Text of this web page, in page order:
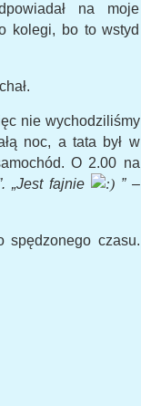
na moje
kolegi, bo to wstyd
nie wychodziliśmy
noc, a tata był w
O 2.00 na
„Jest fajnie ”–
spędzonego czasu.